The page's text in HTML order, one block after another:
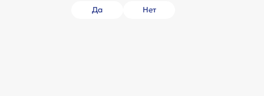
Да Нет